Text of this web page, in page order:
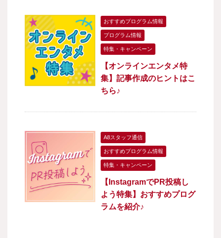
おすすめプログラム情報
プログラム情報
特集・キャンペーン
【オンラインエンタメ特
集】記事作成のヒントはこ
ちら♪
A8スタッフ通信
おすすめプログラム情報
特集・キャンペーン
【InstagramでPR投稿し
よう特集】おすすめプログ
ラムを紹介♪